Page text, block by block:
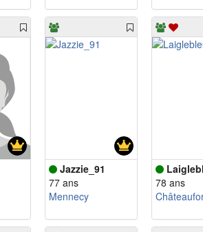
Jazzie_91
77 ans
Mennecy
78 ans